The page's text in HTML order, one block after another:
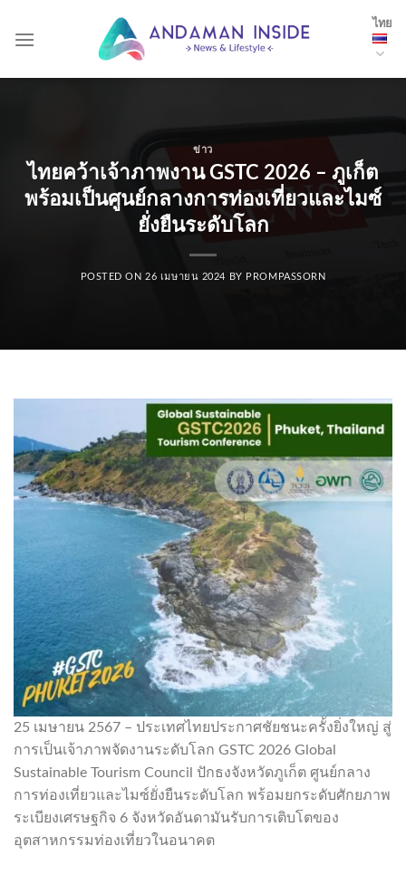
ไทย
ข่าว
ไทยคว้าเจ้าภาพงาน GSTC 2026 – ภูเก็ต
พร้อมเป็นศูนย์กลางการท่องเที่ยวและไมซ์
ยั่งยืนระดับโลก
POSTED ON 26 เมษายน 2024 BY PROMPASSORN
25 เมษายน 2567 – ประเทศไทยประกาศชัยชนะครั้งยิ่งใหญ่ สู่
การเป็นเจ้าภาพจัดงานระดับโลก GSTC 2026 Global
Sustainable Tourism Council ปักธงจังหวัดภูเก็ต ศูนย์กลาง
การท่องเที่ยวและไมซ์ยั่งยืนระดับโลก พร้อมยกระดับศักยภาพ
ระเบียงเศรษฐกิจ 6 จังหวัดอันดามันรับการเติบโตของ
อุตสาหกรรมท่องเที่ยวในอนาคต